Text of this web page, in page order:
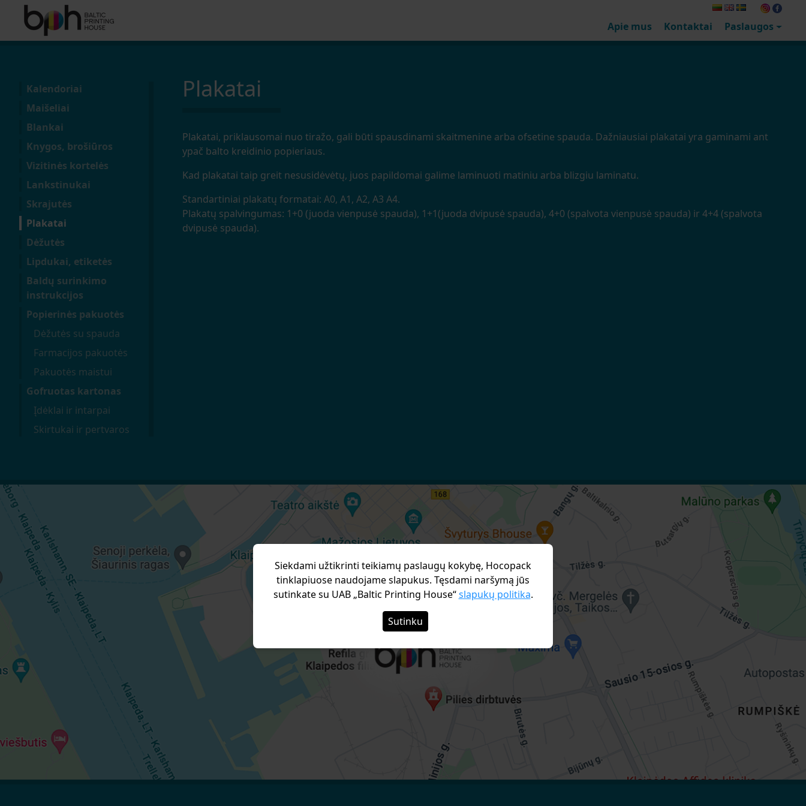
Apie mus Kontaktai Paslaugos
Kalendoriai
Maišeliai
Blankai
Knygos, brošiūros
Vizitinės kortelės
Lankstinukai
Skrajutės
Plakatai
Dėžutės
Lipdukai, etiketės
Baldų surinkimo
instrukcijos
Popierinės pakuotės
Dėžutės su spauda
Farmacijos pakuotės
Pakuotės maistui
Gofruotas kartonas
Įdėklai ir intarpai
Skirtukai ir pertvaros
Plakatai
Plakatai, priklausomai nuo tiražo, gali būti spausdinami skaitmenine arba ofsetine spauda. Dažniausiai plakatai yra gaminami ant
ypač balto kreidinio popieriaus.
Kad plakatai taip greit nesusidėvėtų, juos papildomai galime laminuoti matiniu arba blizgiu laminatu.
Standartiniai plakatų formatai: A0, A1, A2, A3 A4.
Plakatų spalvingumas: 1+0 (juoda vienpusė spauda), 1+1(juoda dvipusė spauda), 4+0 (spalvota vienpusė spauda) ir 4+4 (spalvota
dvipusė spauda).
Siekdami užtikrinti teikiamų paslaugų kokybę, Hocopack
tinklapiuose naudojame slapukus. Tęsdami naršymą jūs
sutinkate su UAB „Baltic Printing House“slapukų politika.
Sutinku